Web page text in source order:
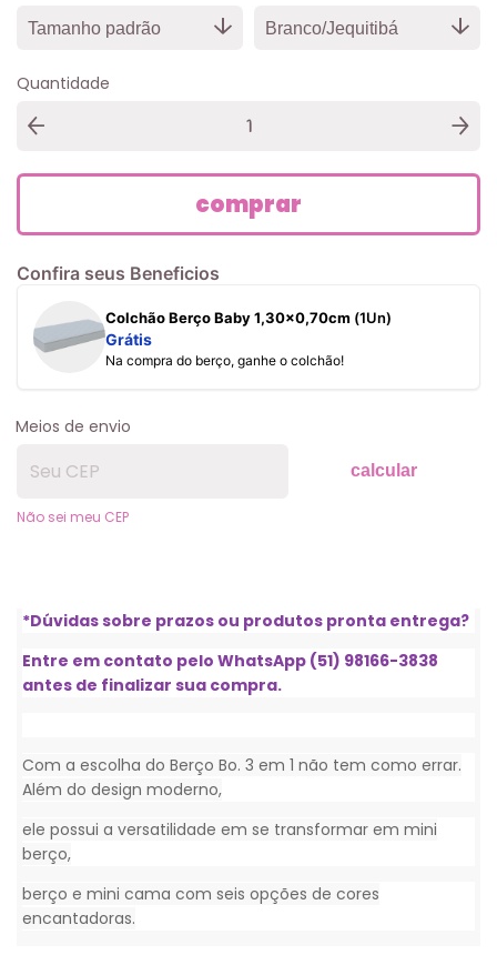
Quantidade
Confira seus Beneficios
Colchão Berço Baby 1,30x0,70cm (1Un)
Grátis
Na compra do berço, ganhe o colchão!
Meios de envio
calcular
Não sei meu CEP
*Dúvidas sobre prazos ou produtos pronta entrega?
Entre em contato pelo WhatsApp (51) 98166-3838
antes de finalizar sua compra.
Com a escolha do Berço Bo. 3 em 1 não tem como errar.
Além do design moderno,
ele possui a versatilidade em se transformar em mini
berço,
berço e mini cama com seis opções de cores
encantadoras.